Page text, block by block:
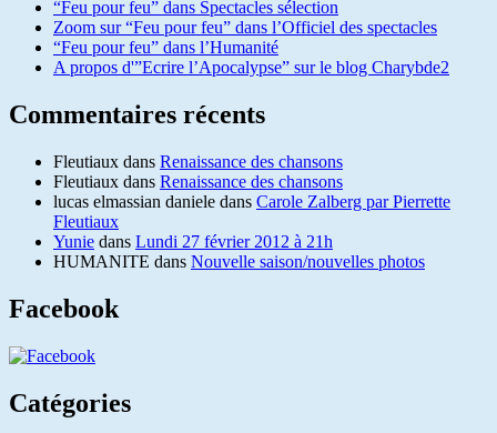
“Feu pour feu” dans Spectacles sélection
Zoom sur “Feu pour feu” dans l’Officiel des spectacles
“Feu pour feu” dans l’Humanité
A propos d'”Ecrire l’Apocalypse” sur le blog Charybde2
Commentaires récents
Fleutiaux dans Renaissance des chansons
Fleutiaux dans Renaissance des chansons
lucas elmassian daniele dans Carole Zalberg par Pierrette
Fleutiaux
Yunie dans Lundi 27 février 2012 à 21h
HUMANITE dans Nouvelle saison/nouvelles photos
Facebook
Catégories